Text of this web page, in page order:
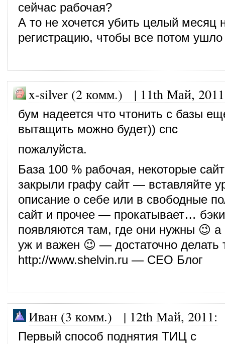
сейчас рабочая?
А то не хочется убить целый месяц
регистрацию, чтобы все потом ушло
x-silver (2 комм.) | 11th Май, 2011
бум надеется что чтонить с базы
вытащить можно будет)) спс
пожалуйста.
База 100 % рабочая, некоторые
закрыли графу сайт — вставляйте
описание о себе или в свободные
сайт и прочее — прокатывает…
появляются там, где они нужны 😉 а
уж и важен 😉 — достаточно делать
http://www.shelvin.ru — СЕО Блог
Иван (3 комм.) | 12th Май, 2011:
Первый способ поднятия ТИЦ с